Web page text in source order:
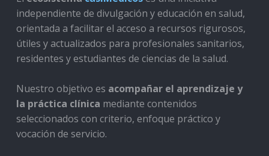
independiente de divulgación y educación en salud,
orientada a facilitar el acceso a recursos rigurosos,
útiles y actualizados para profesionales sanitarios,
residentes y estudiantes de ciencias de la salud.
Nuestro objetivo es acompañar el aprendizaje y
la práctica clínica mediante contenidos
seleccionados con criterio, enfoque práctico y
vocación de servicio.